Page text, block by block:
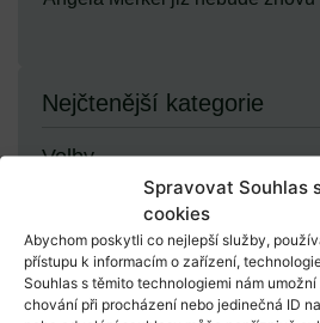
Spravovat Souhlas
cookies
Abychom poskytli co nejlepší služby,
přístupu k informacím o zařízení,
Souhlas s těmito technologiemi nám
chování při procházení nebo jedinečná ID
Nejčtenější kategorie
Volby
Demokracie